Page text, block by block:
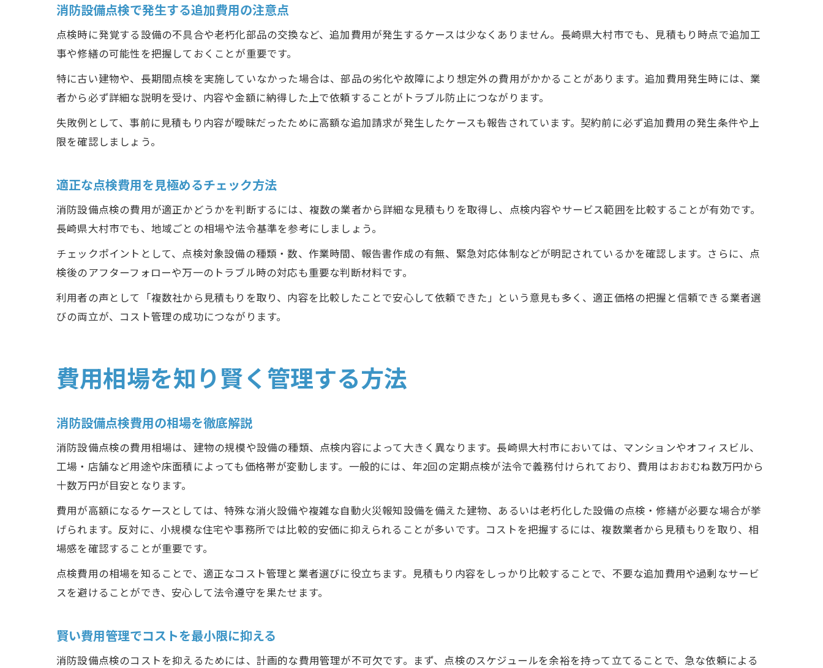
九州電気保安協会点検との違いを理解
消防設備点検で発生する追加費用の注意点
点検時に発覚する設備の不具合や老朽化部品の交換など、追加費用が発生するケースは少なくありません。長崎県大村市でも、見積もり時点で追加工
事や修繕の可能性を把握しておくことが重要です。
特に古い建物や、長期間点検を実施していなかった場合は、部品の劣化や故障により想定外の費用がかかることがあります。追加費用発生時には、業
者から必ず詳細な説明を受け、内容や金額に納得した上で依頼することがトラブル防止につながります。
失敗例として、事前に見積もり内容が曖昧だったために高額な追加請求が発生したケースも報告されています。契約前に必ず追加費用の発生条件や上
限を確認しましょう。
適正な点検費用を見極めるチェック方法
消防設備点検の費用が適正かどうかを判断するには、複数の業者から詳細な見積もりを取得し、点検内容やサービス範囲を比較することが有効です。
長崎県大村市でも、地域ごとの相場や法令基準を参考にしましょう。
チェックポイントとして、点検対象設備の種類・数、作業時間、報告書作成の有無、緊急対応体制などが明記されているかを確認します。さらに、点
検後のアフターフォローや万一のトラブル時の対応も重要な判断材料です。
利用者の声として「複数社から見積もりを取り、内容を比較したことで安心して依頼できた」という意見も多く、適正価格の把握と信頼できる業者選
びの両立が、コスト管理の成功につながります。
費用相場を知り賢く管理する方法
消防設備点検費用の相場を徹底解説
消防設備点検の費用相場は、建物の規模や設備の種類、点検内容によって大きく異なります。長崎県大村市においては、マンションやオフィスビル、
工場・店舗など用途や床面積によっても価格帯が変動します。一般的には、年2回の定期点検が法令で義務付けられており、費用はおおむね数万円から
十数万円が目安となります。
費用が高額になるケースとしては、特殊な消火設備や複雑な自動火災報知設備を備えた建物、あるいは老朽化した設備の点検・修繕が必要な場合が挙
げられます。反対に、小規模な住宅や事務所では比較的安価に抑えられることが多いです。コストを把握するには、複数業者から見積もりを取り、相
場感を確認することが重要です。
点検費用の相場を知ることで、適正なコスト管理と業者選びに役立ちます。見積もり内容をしっかり比較することで、不要な追加費用や過剰なサービ
スを避けることができ、安心して法令遵守を果たせます。
賢い費用管理でコストを最小限に抑える
消防設備点検のコストを抑えるためには、計画的な費用管理が不可欠です。まず、点検のスケジュールを余裕を持って立てることで、急な依頼による